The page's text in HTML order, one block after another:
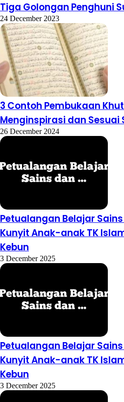
Tiga Golongan Penghuni
24 December 2023
3 Contoh Pembukaan
Menginspirasi dan Sesuai
26 December 2024
Petualangan Belajar
Kunyit Anak-anak TK
Kebun
3 December 2025
Petualangan Belajar
Kunyit Anak-anak TK
Kebun
3 December 2025